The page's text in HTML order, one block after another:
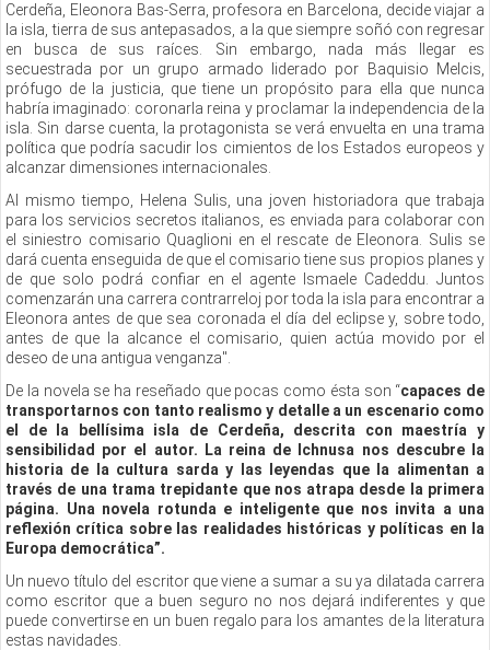
Cerdeña, Eleonora Bas-Serra, profesora en Barcelona, decide viajar a
la isla, tierra de sus antepasados, a la que siempre soñó con regresar
en busca de sus raíces. Sin embargo, nada más llegar es
secuestrada por un grupo armado liderado por Baquisio Melcis,
prófugo de la justicia, que tiene un propósito para ella que nunca
habría imaginado: coronarla reina y proclamar la independencia de la
isla. Sin darse cuenta, la protagonista se verá envuelta en una trama
política que podría sacudir los cimientos de los Estados europeos y
alcanzar dimensiones internacionales.
Al mismo tiempo, Helena Sulis, una joven historiadora que trabaja
para los servicios secretos italianos, es enviada para colaborar con
el siniestro comisario Quaglioni en el rescate de Eleonora. Sulis se
dará cuenta enseguida de que el comisario tiene sus propios planes y
de que solo podrá confiar en el agente Ismaele Cadeddu. Juntos
comenzarán una carrera contrarreloj por toda la isla para encontrar a
Eleonora antes de que sea coronada el día del eclipse y, sobre todo,
antes de que la alcance el comisario, quien actúa movido por el
deseo de una antigua venganza".
De la novela se ha reseñado que pocas como ésta son “capaces de
transportarnos con tanto realismo y detalle a un escenario como
el de la bellísima isla de Cerdeña, descrita con maestría y
sensibilidad por el autor. La reina de Ichnusa nos descubre la
historia de la cultura sarda y las leyendas que la alimentan a
través de una trama trepidante que nos atrapa desde la primera
página. Una novela rotunda e inteligente que nos invita a una
reflexión crítica sobre las realidades históricas y políticas en la
Europa democrática”.
Un nuevo título del escritor que viene a sumar a su ya dilatada carrera
como escritor que a buen seguro no nos dejará indiferentes y que
puede convertirse en un buen regalo para los amantes de la literatura
estas navidades.